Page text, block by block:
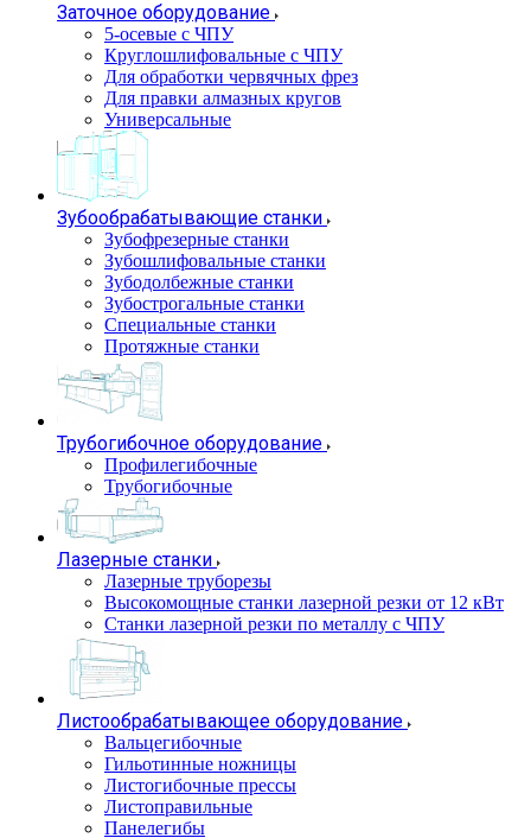
Заточное оборудование
5-осевые с ЧПУ
Круглошлифовальные с ЧПУ
Для обработки червячных фрез
Для правки алмазных кругов
Универсальные
Зубообрабатывающие станки
Зубофрезерные станки
Зубошлифовальные станки
Зубодолбежные станки
Зубострогальные станки
Специальные станки
Протяжные станки
Трубогибочное оборудование
Профилегибочные
Трубогибочные
Лазерные станки
Лазерные труборезы
Высокомощные станки лазерной резки от 12 кВт
Станки лазерной резки по металлу с ЧПУ
Листообрабатывающее оборудование
Вальцегибочные
Гильотинные ножницы
Листогибочные прессы
Листоправильные
Панелегибы